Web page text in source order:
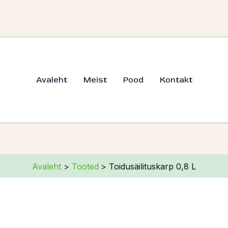
Avaleht Meist Pood Kontakt
Avaleht Tooted Toidusäilituskarp 0,8 L